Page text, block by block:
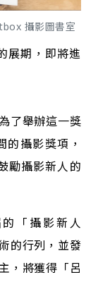
攝影圖書室
展期，即將進
了舉辦這一獎
攝影獎項，
勵攝影新人的
「攝影新人
的行列，並發
，將獲得「呂